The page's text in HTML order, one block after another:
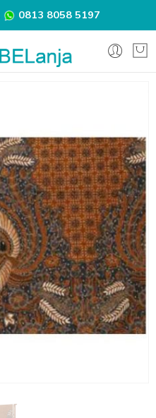
0813 8058 5197